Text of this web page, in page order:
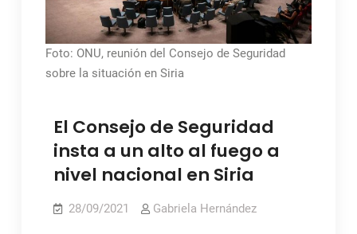
Foto: ONU, reunión del Consejo de Seguridad
sobre la situación en Siria
El Consejo de Seguridad
insta a un alto al fuego a
nivel nacional en Siria
28/09/2021 Gabriela Hernández